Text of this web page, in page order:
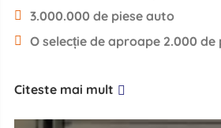
3.000.000 de piese auto
O selecție de aproape 2.000 de
Citeste mai mult